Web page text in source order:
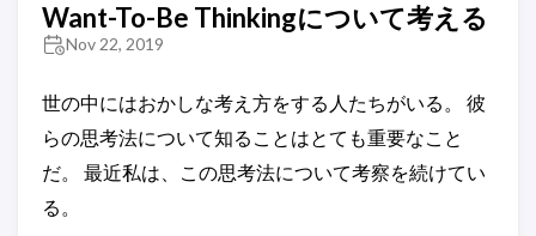
Want-To-Be Thinkingについて考える
Nov 22, 2019
世の中にはおかしな考え方をする人たちがいる。 彼
らの思考法について知ることはとても重要なこと
だ。 最近私は、この思考法について考察を続けてい
る。